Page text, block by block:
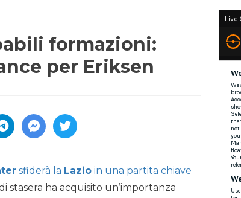
formazioni:
per Eriksen
sfiderà la Lazio in una partita chiave
stasera ha acquisito un’importanza